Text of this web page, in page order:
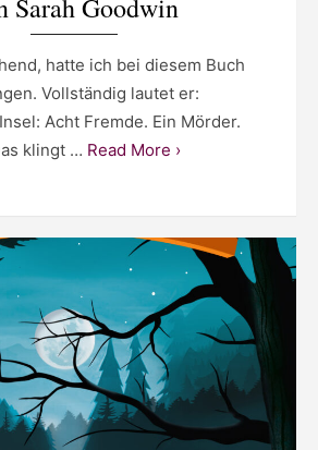
Sarah Goodwin
hatte ich bei diesem Buch
Vollständig lautet er:
Acht Fremde. Ein Mörder.
klingt … Read More ›